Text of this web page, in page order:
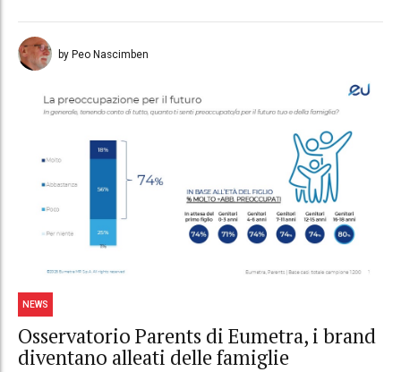
by Peo Nascimben
NEWS
Osservatorio Parents di Eumetra, i brand
diventano alleati delle famiglie